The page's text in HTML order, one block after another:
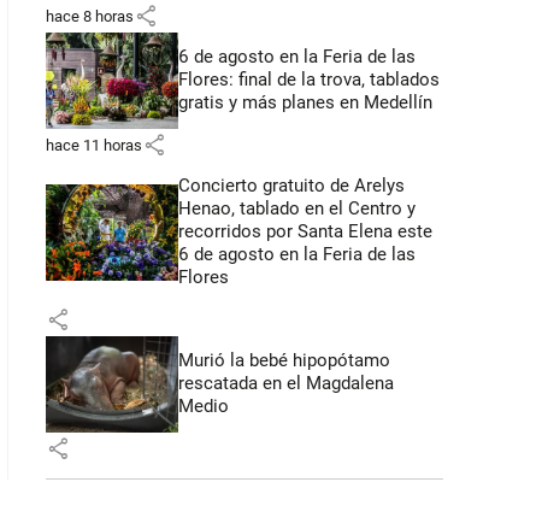
hace 8 horas share
6 de agosto en la Feria de las
Flores: final de la trova, tablados
gratis y más planes en Medellín
hace 11 horas share
Concierto gratuito de Arelys
Henao, tablado en el Centro y
recorridos por Santa Elena este
6 de agosto en la Feria de las
Flores
share
Murió la bebé hipopótamo
rescatada en el Magdalena
Medio
share